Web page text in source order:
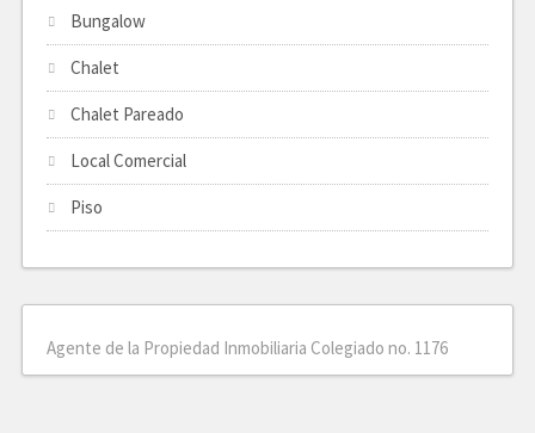
Bungalow
Chalet
Chalet Pareado
Local Comercial
Piso
Agente de la Propiedad Inmobiliaria Colegiado no. 1176